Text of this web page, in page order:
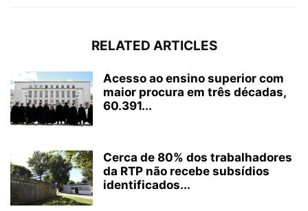
RELATED ARTICLES
Acesso ao ensino superior com
maior procura em três décadas,
60.391...
Cerca de 80% dos trabalhadores
da RTP não recebe subsídios
identificados...